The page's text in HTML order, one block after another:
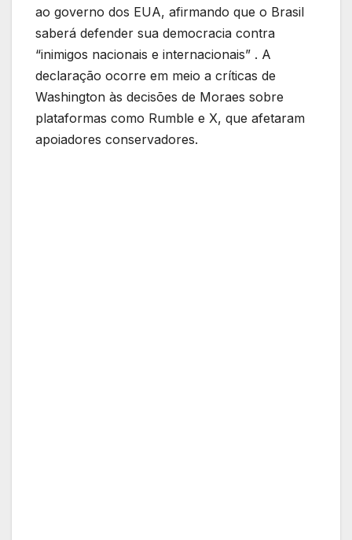
ao governo dos EUA, afirmando que o Brasil
saberá defender sua democracia contra
“inimigos nacionais e internacionais” . A
declaração ocorre em meio a críticas de
Washington às decisões de Moraes sobre
plataformas como Rumble e X, que afetaram
apoiadores conservadores.